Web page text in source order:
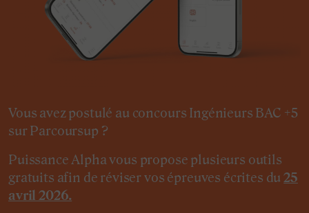
Vous avez postulé au concours Ingénieurs BAC +5
sur Parcoursup ?
Puissance Alpha vous propose plusieurs outils
gratuits afin de réviser vos épreuves écrites du25
avril 2026.